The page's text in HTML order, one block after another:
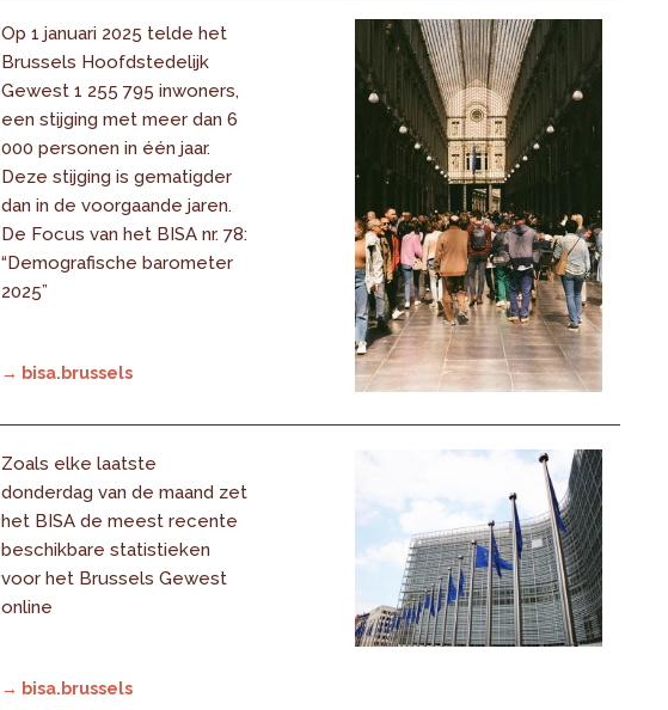
Op 1 januari 2025 telde het
Brussels Hoofdstedelijk
Gewest 1 255 795 inwoners,
een stijging met meer dan 6
000 personen in één jaar.
Deze stijging is gematigder
dan in de voorgaande jaren.
De Focus van het BISA nr. 78:
“Demografische barometer
2025”
→ bisa.brussels
Zoals elke laatste
donderdag van de maand zet
het BISA de meest recente
beschikbare statistieken
voor het Brussels Gewest
online
→ bisa.brussels